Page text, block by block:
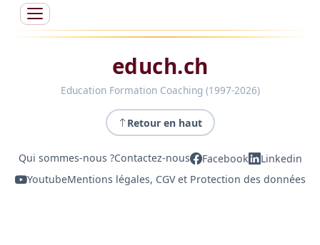
educh.ch
Education Formation Coaching (1997-2026)
Retour en haut
Qui sommes-nous ?Contactez-nous Facebook
Linkedin
YoutubeMentions légales, CGV et Protection des données